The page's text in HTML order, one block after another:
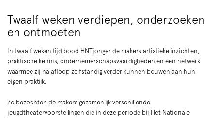
Twaalf weken verdiepen, onderzoeken
en ontmoeten
In twaalf weken tijd bood HNTjonger de makers artistieke inzichten,
praktische kennis, ondernemerschapsvaardigheden en een netwerk
waarmee zij na afloop zelfstandig verder kunnen bouwen aan hun
eigen praktijk.
Zo bezochten de makers gezamenlijk verschillende
jeugdtheatervoorstellingen die in deze periode bij Het Nationale